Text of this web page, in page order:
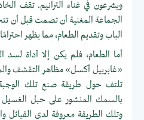
ويشرعون في غناء الترانيم. تقف
الجماعة المغنية أن تصمت قبل أن
الباب وتقديم الطعام، مما يظهر
أما الطعام، فلم يكن إلا آداة لسد
«غابرييل أكسل» مظاهر التقشف
تلتف حول طريقة صنع تلك الوجبة
بالسمك المنشور على حبل الغسيل
وتلك الطريقة معروفة لدى القبائل